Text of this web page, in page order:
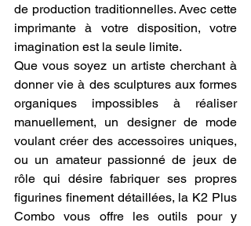
de production traditionnelles. Avec cette
imprimante à votre disposition, votre
imagination est la seule limite.
Que vous soyez un artiste cherchant à
donner vie à des sculptures aux formes
organiques impossibles à réaliser
manuellement, un designer de mode
voulant créer des accessoires uniques,
ou un amateur passionné de jeux de
rôle qui désire fabriquer ses propres
figurines finement détaillées, la K2 Plus
Combo vous offre les outils pour y